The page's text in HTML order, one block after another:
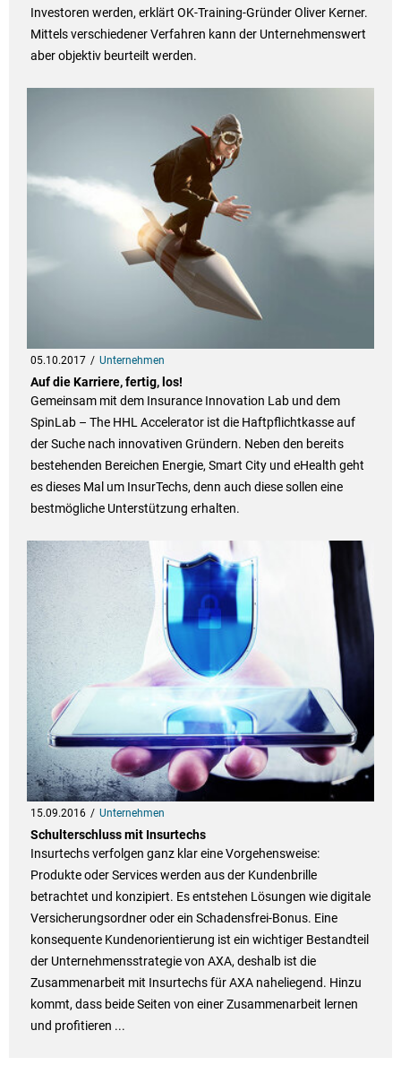
Investoren werden, erklärt OK-Training-Gründer Oliver Kerner.
Mittels verschiedener Verfahren kann der Unternehmenswert
aber objektiv beurteilt werden.
05.10.2017 Unternehmen
Auf die Karriere, fertig, los!
Gemeinsam mit dem Insurance Innovation Lab und dem
SpinLab – The HHL Accelerator ist die Haftpflichtkasse auf
der Suche nach innovativen Gründern. Neben den bereits
bestehenden Bereichen Energie, Smart City und eHealth geht
es dieses Mal um InsurTechs, denn auch diese sollen eine
bestmögliche Unterstützung erhalten.
15.09.2016 Unternehmen
Schulterschluss mit Insurtechs
Insurtechs verfolgen ganz klar eine Vorgehensweise:
Produkte oder Services werden aus der Kundenbrille
betrachtet und konzipiert. Es entstehen Lösungen wie digitale
Versicherungsordner oder ein Schadensfrei-Bonus. Eine
konsequente Kundenorientierung ist ein wichtiger Bestandteil
der Unternehmensstrategie von AXA, deshalb ist die
Zusammenarbeit mit Insurtechs für AXA naheliegend. Hinzu
kommt, dass beide Seiten von einer Zusammenarbeit lernen
und profitieren ...